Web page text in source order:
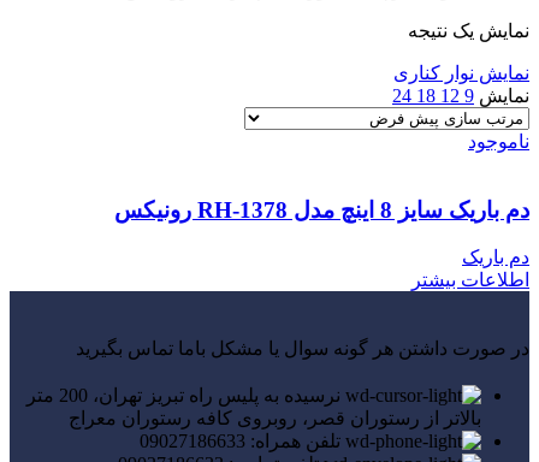
نمایش یک نتیجه
نمایش نوار کناری
نمایش 9
12
18
24
ناموجود
دم باریک سایز 8 اینچ مدل RH-1378 رونیکس
دم باریک
اطلاعات بیشتر
در صورت داشتن هر گونه سوال یا مشکل باما تماس بگیرید
نرسیده به پلیس راه تبریز تهران، 200 متر
بالاتر از رستوران قصر، روبروی کافه رستوران معراج
تلفن همراه: 09027186633